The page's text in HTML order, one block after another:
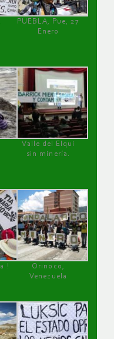
PUEBLA, Pue, 27
Enero
Valle del Elqui
sin minería.
!
Orinoco,
Venezuela